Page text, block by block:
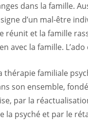
dans la famille.
d’un mal-être
réunit et la famille
avec la famille.
thérapie familiale
son ensemble,
par la
la psyché et par le